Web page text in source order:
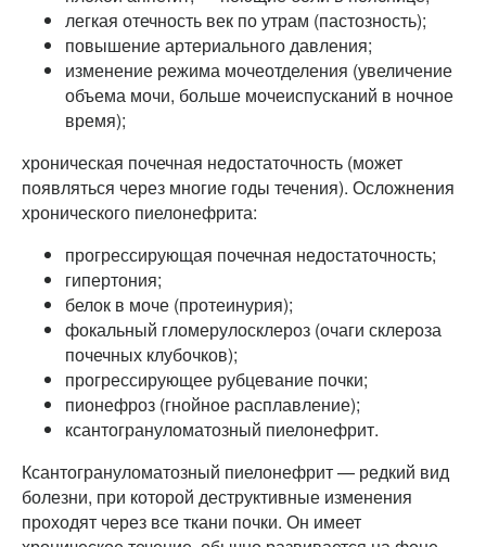
легкая отечность век по утрам (пастозность);
повышение артериального давления;
изменение режима мочеотделения (увеличение
объема мочи, больше мочеиспусканий в ночное
время);
хроническая почечная недостаточность (может
появляться через многие годы течения). Осложнения
хронического пиелонефрита:
прогрессирующая почечная недостаточность;
гипертония;
белок в моче (протеинурия);
фокальный гломерулосклероз (очаги склероза
почечных клубочков);
прогрессирующее рубцевание почки;
пионефроз (гнойное расплавление);
ксантогрануломатозный пиелонефрит.
Ксантогрануломатозный пиелонефрит — редкий вид
болезни, при которой деструктивные изменения
проходят через все ткани почки. Он имеет